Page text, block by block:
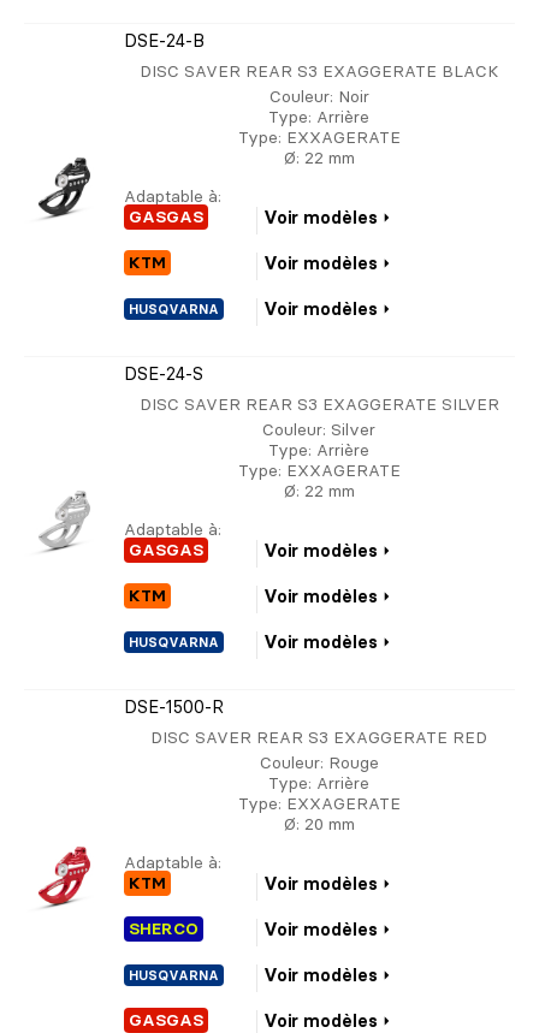
DSE-24-B
DISC SAVER REAR S3 EXAGGERATE BLACK
Couleur: Noir
Type: Arrière
Type: EXXAGERATE
Ø: 22 mm
Adaptable à:
GASGAS
Voir modèles
KTM Voir modèles
HUSQVARNA Voir modèles
DSE-24-S
DISC SAVER REAR S3 EXAGGERATE SILVER
Couleur: Silver
Type: Arrière
Type: EXXAGERATE
Ø: 22 mm
Adaptable à:
GASGAS
Voir modèles
KTM Voir modèles
HUSQVARNA Voir modèles
DSE-1500-R
DISC SAVER REAR S3 EXAGGERATE RED
Couleur: Rouge
Type: Arrière
Type: EXXAGERATE
Ø: 20 mm
Adaptable à:
KTM
Voir modèles
SHERCO Voir modèles
HUSQVARNA Voir modèles
GASGAS Voir modèles